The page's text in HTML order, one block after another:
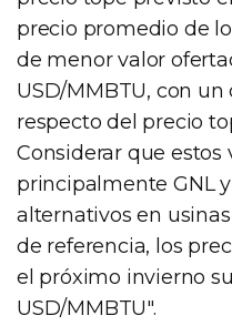
precio promedio de
de menor valor
USD/MMBTU, con
respecto del precio
Considerar que
principalmente GNL
alternativos en
de referencia, los
el próximo invierno
USD/MMBTU".